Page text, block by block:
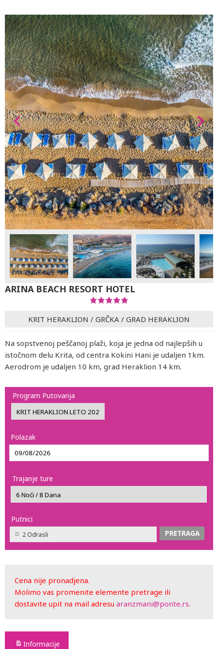
ARINA BEACH RESORT HOTEL
KRIT HERAKLION / GRČKA / GRAD HERAKLION
Na sopstvenoj peščanoj plaži, koja je jedna od najlepših u
istočnom delu Krita, od centra Kokini Hani je udaljen 1km.
Aerodrom je udaljen 10 km, grad Heraklion 14 km.
Program Putovanja
Polazak
Trajanje ture
Putnici
2 Odrasli
Cena nije pronadjena.
Molimo vas promenite elemente pretrage ili
dostavite upit na mail adresu aranzmani@ponte.rs.
Informacije